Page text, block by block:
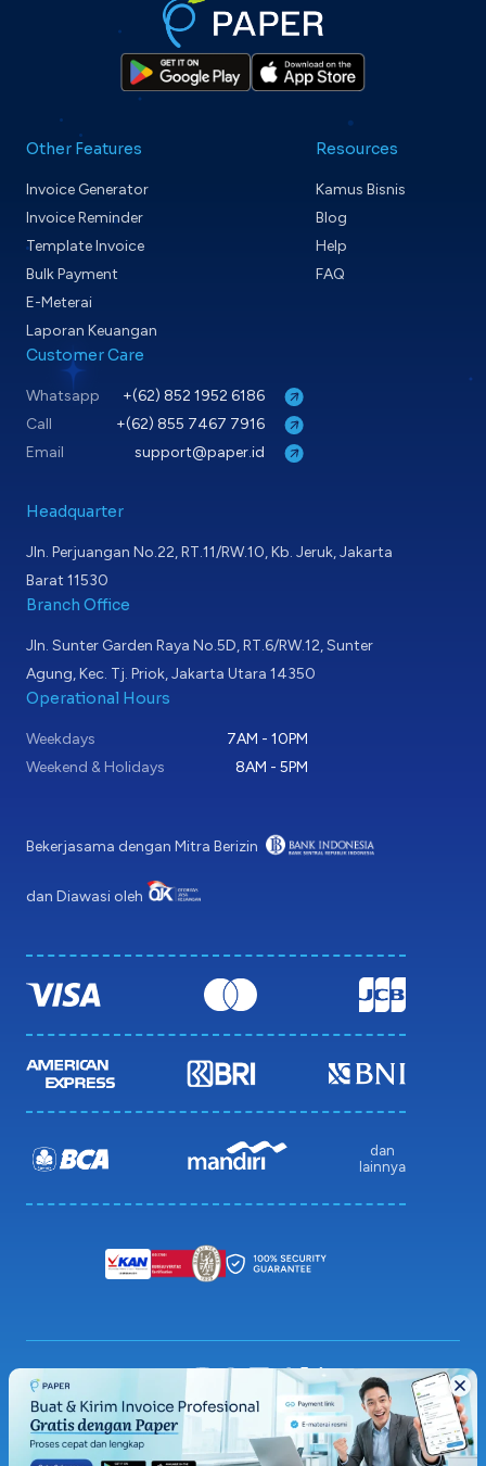
Other Features
Invoice Generator
Invoice Reminder
Template Invoice
Bulk Payment
E-Meterai
Laporan Keuangan
Resources
Kamus Bisnis
Blog
Help
FAQ
Customer Care
Whatsapp
+(62) 852 1952 6186
Call
+(62) 855 7467 7916
Email
support@paper.id
Headquarter
Jln. Perjuangan No.22, RT.11/RW.10, Kb. Jeruk, Jakarta
Barat 11530
Branch Office
Jln. Sunter Garden Raya No.5D, RT.6/RW.12, Sunter
Agung, Kec. Tj. Priok, Jakarta Utara 14350
Operational Hours
Weekdays
7AM - 10PM
Weekend & Holidays
8AM - 5PM
Bekerjasama dengan Mitra Berizin
dan Diawasi oleh
dan
lainnya
© 2026 Paper.id (PT Pakar Digital Global)
Terms & Condition